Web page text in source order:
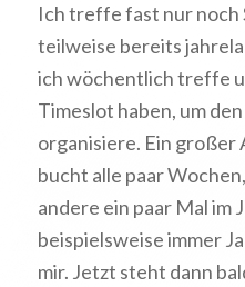
Ich treffe fast nur noch
teilweise bereits
ich wöchentlich treffe
Timeslot haben, um
organisiere. Ein großer
bucht alle paar
andere ein paar Mal im
beispielsweise immer
mir. Jetzt steht dann